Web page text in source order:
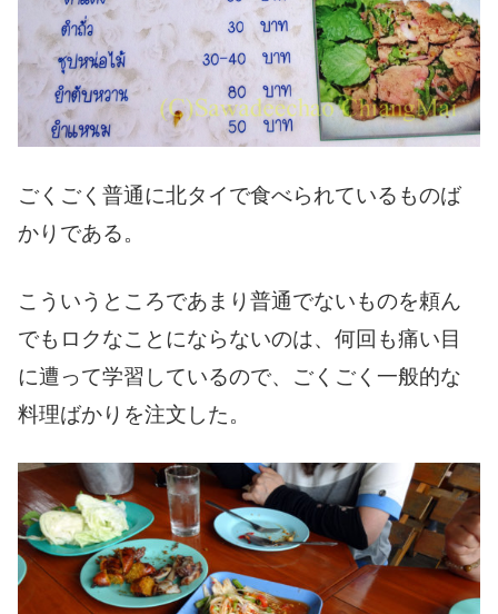
ごくごく普通に北タイで食べられているものば
かりである。
こういうところであまり普通でないものを頼ん
でもロクなことにならないのは、何回も痛い目
に遭って学習しているので、ごくごく一般的な
料理ばかりを注文した。